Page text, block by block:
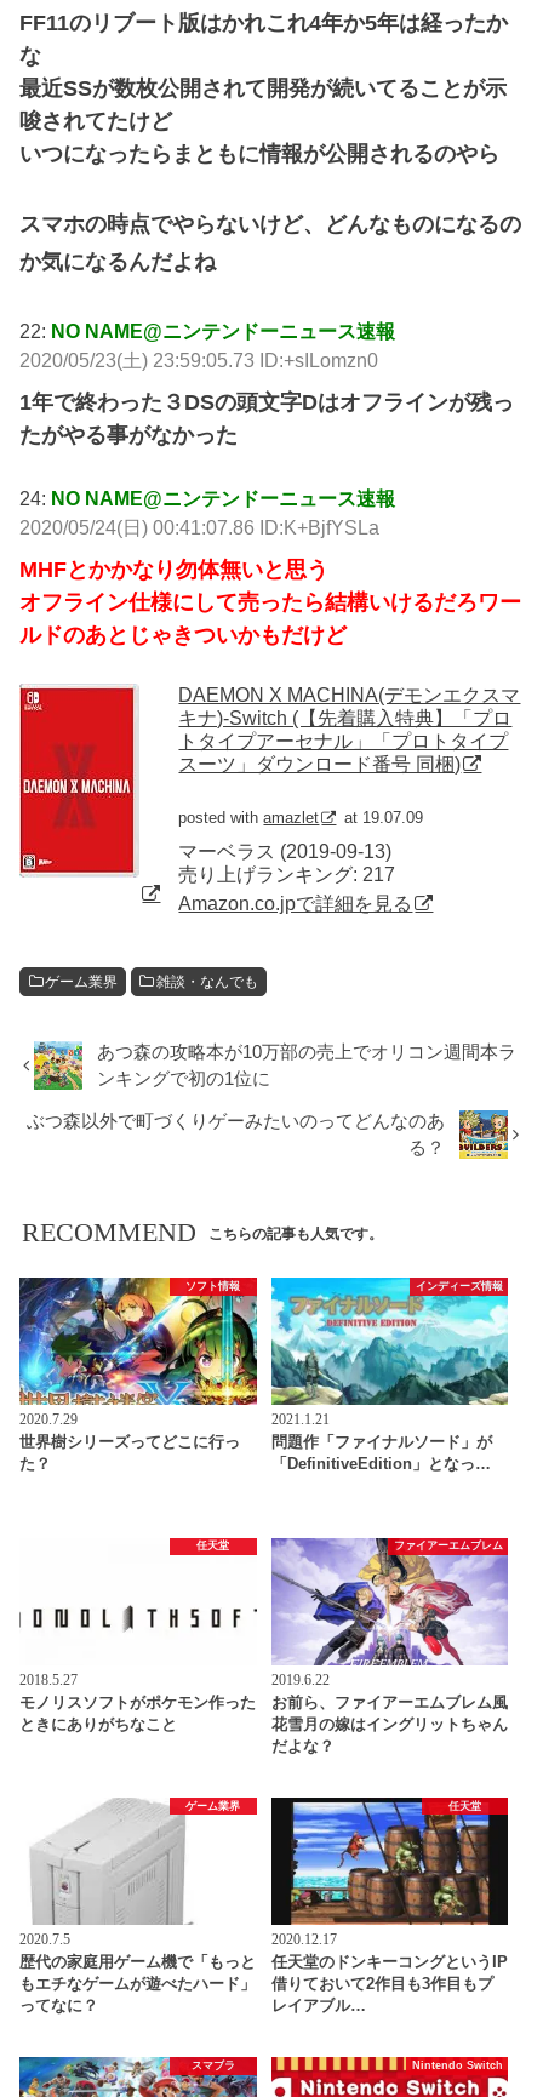
FF11のリブート版はかれこれ4年か5年は経ったか
な
最近SSが数枚公開されて開発が続いてることが示
唆されてたけど
いつになったらまともに情報が公開されるのやら
スマホの時点でやらないけど、どんなものになるの
か気になるんだよね
22: NO NAME@ニンテンドーニュース速報
2020/05/23(土) 23:59:05.73 ID:+sILomzn0
1年で終わった３DSの頭文字Dはオフラインが残っ
たがやる事がなかった
24: NO NAME@ニンテンドーニュース速報
2020/05/24(日) 00:41:07.86 ID:K+BjfYSLa
MHFとかかなり勿体無いと思う
オフライン仕様にして売ったら結構いけるだろワー
ルドのあとじゃきついかもだけど
DAEMON X MACHINA(デモンエクスマ
キナ)-Switch (【先着購入特典】「プロ
トタイプアーセナル」「プロトタイプ
スーツ」ダウンロード番号 同梱)
posted withamazlet at 19.07.09
マーベラス (2019-09-13)
売り上げランキング: 217
Amazon.co.jpで詳細を見る
ゲーム業界 雑談・なんでも
あつ森の攻略本が10万部の売上でオリコン週間本ラ
ンキングで初の1位に
ぶつ森以外で町づくりゲーみたいのってどんなのあ
る？
RECOMMEND こちらの記事も人気です。
ソフト情報
2020.7.29
世界樹シリーズってどこに行っ
た？
インディーズ情報
2021.1.21
問題作「ファイナルソード」が
「DefinitiveEdition」となっ…
任天堂
2018.5.27
モノリスソフトがポケモン作った
ときにありがちなこと
ファイアーエムブレム
2019.6.22
お前ら、ファイアーエムブレム風
花雪月の嫁はイングリットちゃん
だよな？
ゲーム業界
2020.7.5
歴代の家庭用ゲーム機で「もっと
もエチなゲームが遊べたハード」
ってなに？
任天堂
2020.12.17
任天堂のドンキーコングというIP
借りておいて2作目も3作目もプ
レイアブル…
スマブラ Nintendo Switch